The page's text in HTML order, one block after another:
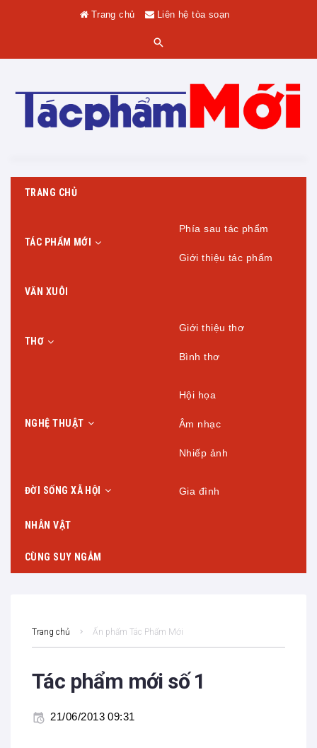
Trang chủ Liên hệ tòa soạn
TRANG CHỦ
TÁC PHẨM MỚI
Phía sau tác phẩm
Giới thiệu tác phẩm
VĂN XUÔI
THƠ
Giới thiệu thơ
Bình thơ
NGHỆ THUẬT
Hội họa
Âm nhạc
Nhiếp ảnh
ĐỜI SỐNG XÃ HỘI Gia đình
NHÂN VẬT
CÙNG SUY NGẪM
Trang chủ Ấn phẩm Tác Phẩm Mới
Tác phẩm mới số 1
21/06/2013 09:31